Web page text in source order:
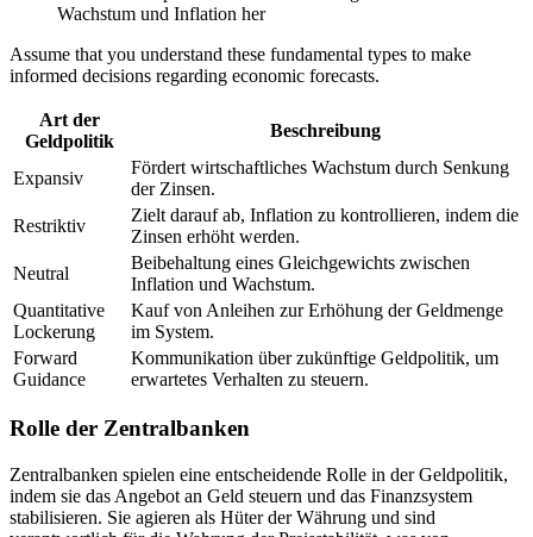
Wachstum und Inflation her
Assume that you understand these fundamental types to make
informed decisions regarding economic forecasts.
Art der
Geldpolitik
Beschreibung
Expansiv
Fördert wirtschaftliches Wachstum durch Senkung
der Zinsen.
Restriktiv
Zielt darauf ab, Inflation zu kontrollieren, indem die
Zinsen erhöht werden.
Neutral
Beibehaltung eines Gleichgewichts zwischen
Inflation und Wachstum.
Quantitative
Lockerung
Kauf von Anleihen zur Erhöhung der Geldmenge
im System.
Forward
Guidance
Kommunikation über zukünftige Geldpolitik, um
erwartetes Verhalten zu steuern.
Rolle der Zentralbanken
Zentralbanken spielen eine entscheidende Rolle in der Geldpolitik,
indem sie das Angebot an Geld steuern und das Finanzsystem
stabilisieren. Sie agieren als Hüter der Währung und sind